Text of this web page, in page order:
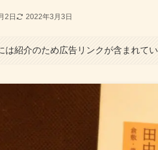
2日 2022年3月3日
は紹介のため広告リンクが含まれて